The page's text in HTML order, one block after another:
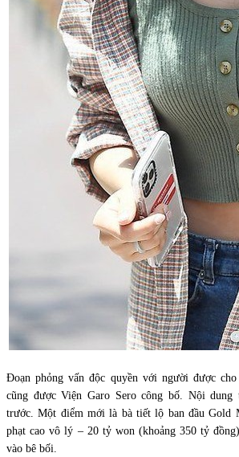
Đoạn phỏng vấn độc quyền với người được
cũng được Viện Garo Sero công bố. Nội
trước. Một điểm mới là bà tiết lộ ban đầu Gold
phạt cao vô lý – 20 tỷ won (khoảng 350 tỷ
vào bê bối.